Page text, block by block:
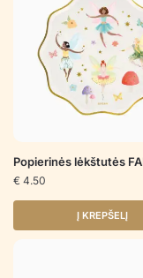
Popierinės lėkštutės
€ 4.50
Į KREPŠELĮ